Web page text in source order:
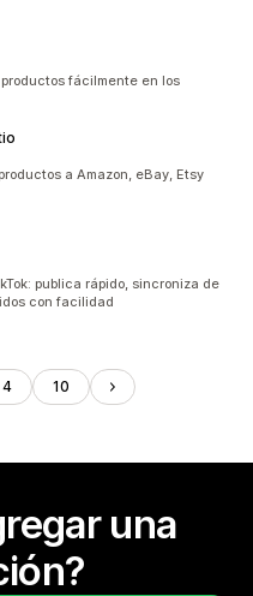
fácilmente en los
a Amazon, eBay, Etsy
publica rápido, sincroniza de
con facilidad
4 10
una